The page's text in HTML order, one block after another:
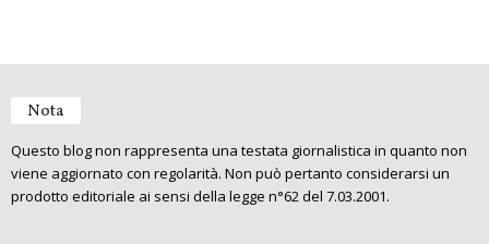
Nota
Questo blog non rappresenta una testata giornalistica in quanto non
viene aggiornato con regolarità. Non può pertanto considerarsi un
prodotto editoriale ai sensi della legge n°62 del 7.03.2001.